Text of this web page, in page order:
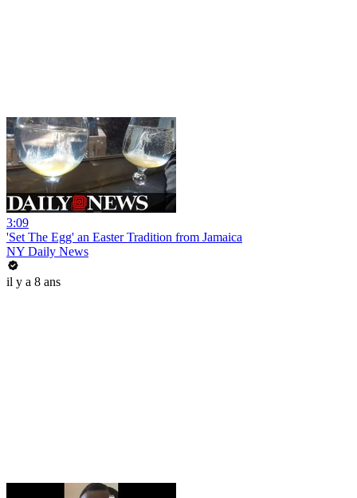
3:09
'Set The Egg' an Easter Tradition from Jamaica
NY Daily News
il y a 8 ans